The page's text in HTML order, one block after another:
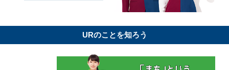
URのことを知ろう